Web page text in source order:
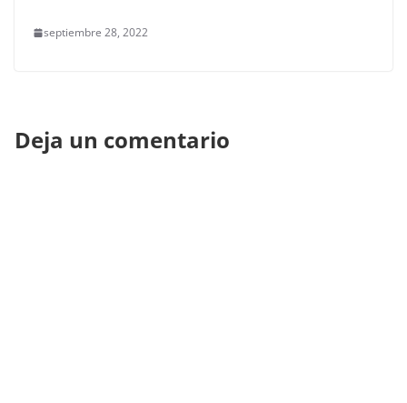
septiembre 28, 2022
Deja un comentario